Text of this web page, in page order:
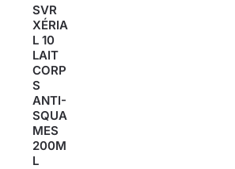
SVR
XÉRIA
L 10
LAIT
CORP
S
ANTI-
SQUA
MES
200M
L